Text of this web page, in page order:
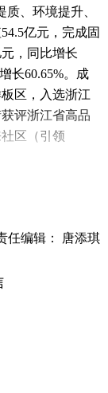
、环境提升、
亿元，完成固
，同比增长
长60.65%。成
区，入选浙江
评浙江省高品
区（引领
市委全会部署
济发展稳中有
城市布局，
字化带动乡村
全力打造“幸福
。
镇将重点实施
重点抢抓杭州
任编辑： 唐添琪